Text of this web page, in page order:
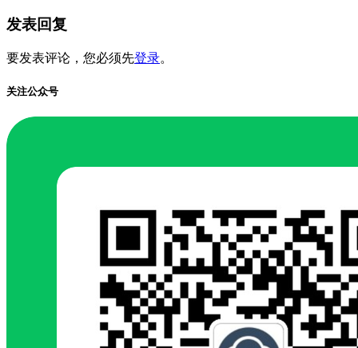
发表回复
要发表评论，您必须先登录。
关注公众号